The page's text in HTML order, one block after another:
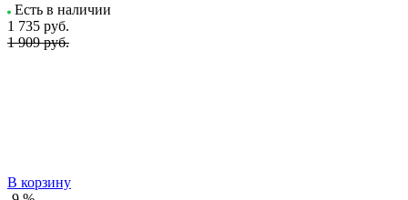
Есть в наличии
1 735 руб.
1 909 руб.
В корзину